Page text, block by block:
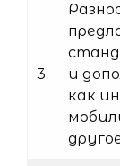
3.
и
как